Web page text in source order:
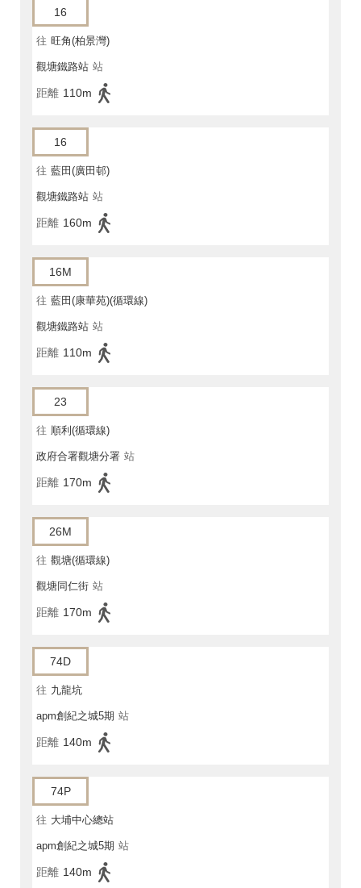
16
往 旺角(柏景灣)
觀塘鐵路站 站
距離 110m
16
往 藍田(廣田邨)
觀塘鐵路站 站
距離 160m
16M
往 藍田(康華苑)(循環線)
觀塘鐵路站 站
距離 110m
23
往 順利(循環線)
政府合署觀塘分署 站
距離 170m
26M
往 觀塘(循環線)
觀塘同仁街 站
距離 170m
74D
往 九龍坑
apm創紀之城5期 站
距離 140m
74P
往 大埔中心總站
apm創紀之城5期 站
距離 140m